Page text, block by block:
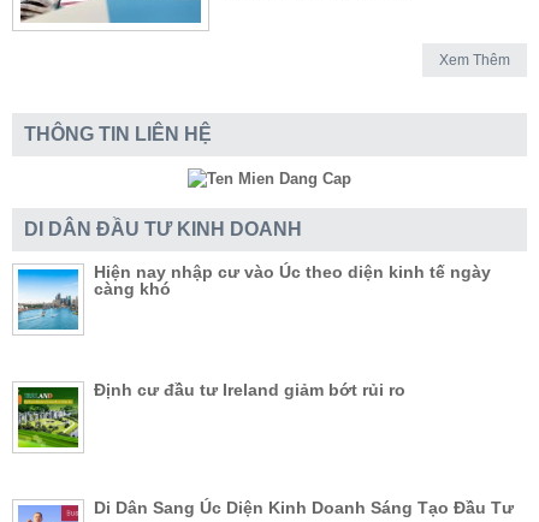
Xem Thêm
THÔNG TIN LIÊN HỆ
DI DÂN ĐẦU TƯ KINH DOANH
Hiện nay nhập cư vào Úc theo diện kinh tế ngày
càng khó
Định cư đầu tư Ireland giảm bớt rủi ro
Di Dân Sang Úc Diện Kinh Doanh Sáng Tạo Đầu Tư